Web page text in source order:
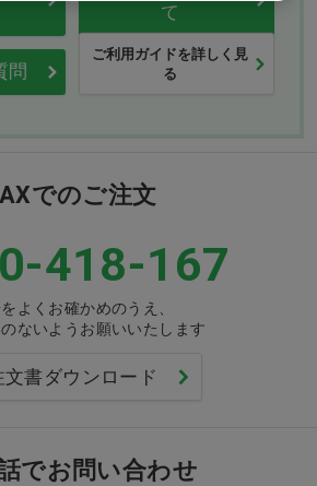
て
問
ご利用ガイドを詳しく見
る
でのご注文
418-167
よくお確かめのうえ、
ないようお願いいたします
文書ダウンロード
でお問い合わせ